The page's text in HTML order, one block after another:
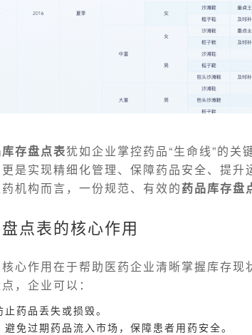
存盘点表犹如企业掌控药品“生命线”的关
是实现精细化管理、保障药品安全、提升
机构而言，一份规范、有效的药品库存盘
点表的核心作用
心作用在于帮助医药企业清晰掌握库存现
，企业可以：
药品丢失或损毁。
免过期药品流入市场，保障患者用药安全。